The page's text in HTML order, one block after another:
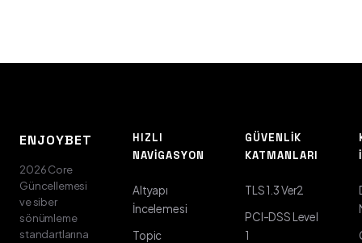
ENJOYBET
2026 Core
Güncellemesi
ve siber
sönümleme
standartlarına
HIZLI
NAVIGASYON
Altyapı
İncelemesi
Topic
GÜVENLIK
KATMANLARI
TLS 1.3 Ver2
PCI-DSS Level
1